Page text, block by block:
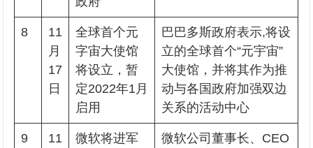
8
11
月
17
日
全球首个元
字宙大使馆
将设立，暂
定2022年1月
启用
巴巴多斯政府表示,将设
立的全球首个“元宇宙”
大使馆，并将其作为推
动与各国政府加强双边
关系的活动中心
9
11
微软将进军
微软公司董事长、CEO